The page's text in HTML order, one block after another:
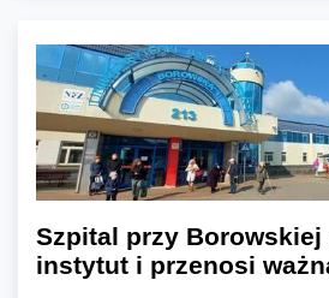
Szpital przy
instytut i przenosi